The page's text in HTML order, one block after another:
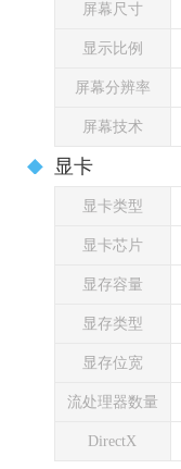
屏幕尺寸
显示比例
屏幕分辨率
屏幕技术
显卡
显卡类型
显卡芯片
显存容量
显存类型
显存位宽
流处理器数量
DirectX